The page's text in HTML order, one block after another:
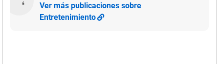
Ver más publicaciones sobre
Entretenimiento